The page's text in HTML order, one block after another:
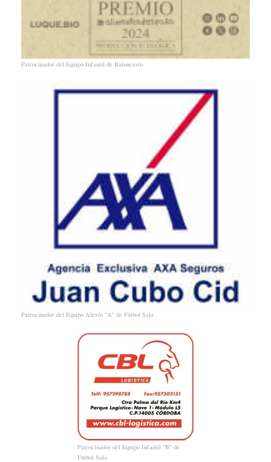
Patrocinador del Equipo Infantil de Baloncesto
Patrocinador del Equipo Alevín "A" de Fútbol Sala
Patrocinador del Equipo Infantil "B" de
Fútbol Sala